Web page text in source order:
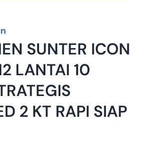
SUNTER ICON
LANTAI 10
2 KT RAPI SIAP